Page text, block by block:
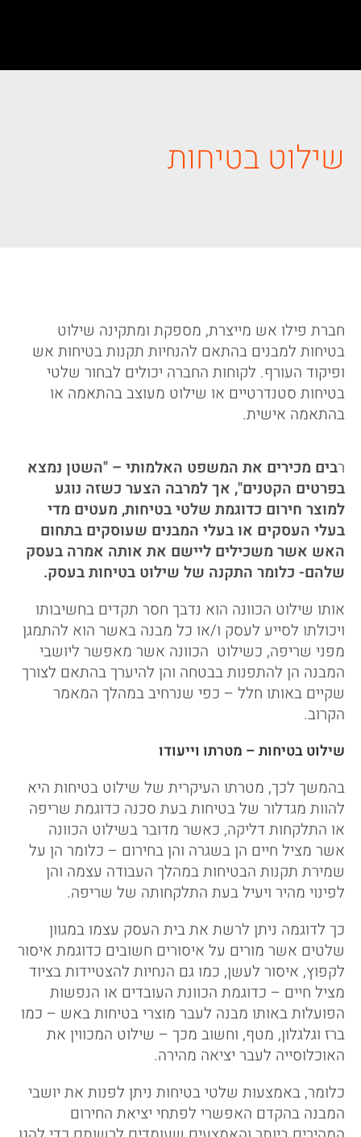
שילוט בטיחות
חברת פילו אש מייצרת, מספקת ומתקינה שילוט
בטיחות למבנים בהתאם להנחיות תקנות בטיחות אש
ופיקוד העורף. לקוחות החברה יכולים לבחור שלטי
בטיחות סטנדרטיים או שילוט מעוצב בהתאמה או
בהתאמה אישית.
רבים מכירים את המשפט האלמותי – "השטן נמצא
בפרטים הקטנים", אך למרבה הצער כשזה נוגע
למוצר חירום כדוגמת שלטי בטיחות, מעטים מדי
בעלי העסקים או בעלי המבנים שעוסקים בתחום
האש אשר משכילים ליישם את אותה אמרה בעסק
שלהם- כלומר התקנה של שילוט בטיחות בעסק.
אותו שילוט הכוונה הוא נדבך חסר תקדים בחשיבותו
ויכולתו לסייע לעסק ו/או כל מבנה באשר הוא להתמגן
מפני שריפה, כשילוט הכוונה אשר מאפשר ליושבי
המבנה הן להתפנות בבטחה והן להיערך בהתאם לצורך
שקיים באותו חלל – כפי שנרחיב במהלך המאמר
הקרוב.
שילוט בטיחות – מטרתו וייעודו
בהמשך לכך, מטרתו העיקרית של שילוט בטיחות היא
להוות מגדלור של בטיחות בעת סכנה כדוגמת שריפה
או התלקחות דליקה, כאשר מדובר בשילוט הכוונה
אשר מציל חיים הן בשגרה והן בחירום – כלומר הן על
שמירת תקנות הבטיחות במהלך העבודה עצמה והן
לפינוי מהיר ויעיל בעת התלקחותה של שריפה.
כך לדוגמה ניתן לרשת את בית העסק עצמו במגוון
שלטים אשר מורים על איסורים חשובים כדוגמת איסור
לקפוץ, איסור לעשן, כמו גם הנחיות להצטיידות בציוד
מציל חיים – כדוגמת הכוונת העובדים או הנפשות
הפועלות באותו מבנה לעבר מוצרי בטיחות באש – כמו
ברז וגלגלון, מטף, וחשוב מכך – שילוט המכווין את
האוכלוסייה לעבר יציאה מהירה.
כלומר, באמצעות שלטי בטיחות ניתן לפנות את יושבי
המבנה בהקדם האפשרי לפתחי יציאת החירום